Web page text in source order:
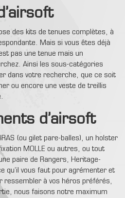
des kits de tenues complètes, à
Mais si vous êtes déjà
pas une tenue mais un
Ainsi les sous-catégories
dans votre recherche, que ce soit
ou encore une veste de treillis
d’airsoft
(ou gilet pare-balles), un holster
MOLLE ou autres, ou tout
paire de Rangers, Heritage-
qu’il vous faut pour agrémenter et
ressembler à vos héros préférés,
nous faisons notre maximum